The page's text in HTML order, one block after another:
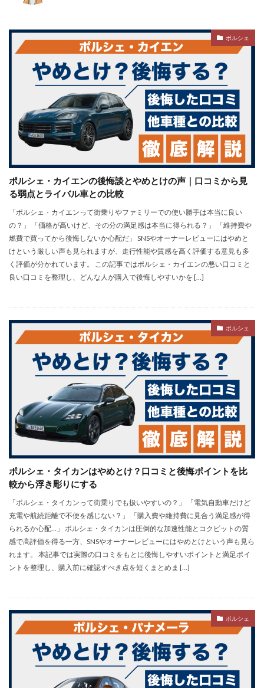
ポルシェ
ポルシェ・カイエンの後悔談とやめとけの声｜口コミから見
る弱点とライバル車との比較
「ポルシェ・カイエンって街乗りやファミリーでの使い勝手は本当に良い
の？」 「価格が高いけど、その分の満足感は本当に得られる？」 「維持費や
燃費で買ってから後悔しないか心配だ」 SNSやオーナーレビューにはやめと
けという厳しい声も見られますが、走行性能や質感を高く評価する意見も多
く評価が分かれています。 この記事ではポルシェ・カイエンの悪い口コミと
良い口コミを整理し、どんな人が購入で後悔しやすいかを […]
ポルシェ
ポルシェ・タイカンはやめとけ？口コミと後悔ポイントを比
較から浮き彫りにする
「ポルシェ・タイカンって街乗りでも扱いやすいの？」 「電気自動車だけど
充電や航続距離で不便を感じない？」 「購入費や維持費に見合う満足感が得
られるか心配…」 ポルシェ・タイカンは圧倒的な加速性能とコクピットの質
感で高評価を得る一方、SNSやオーナーレビューにはやめとけという声も見ら
れます。 本記事では実際の口コミをもとに後悔しやすいポイントと満足ポイ
ントを整理し、購入前に確認すべき点を短くまとめま […]
ポルシェ